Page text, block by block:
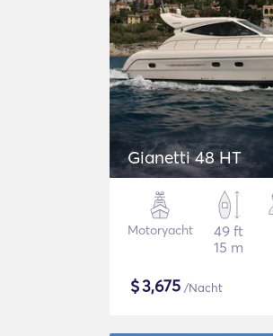
Gianetti 48 HT
Motoryacht
49 ft
15 m
$3,675 /Nacht